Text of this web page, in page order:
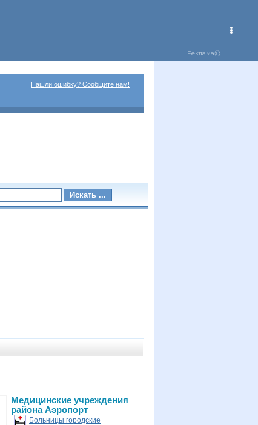
Нашли ошибку? Сообщите нам!
Медицинские учреждения
района Аэропорт
Больницы городские